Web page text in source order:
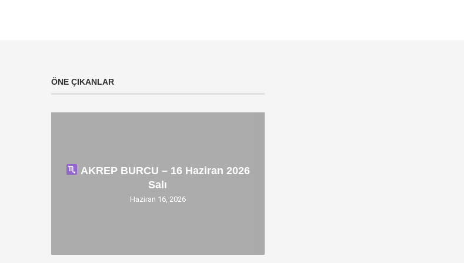
ÖNE ÇIKANLAR
AKREP BURCU – 16 Haziran 2026
Salı
Haziran 16, 2026